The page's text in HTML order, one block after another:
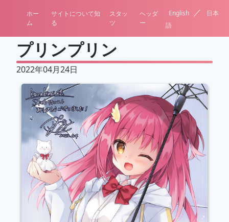
ホー
ム
サイトについて知
る
スタッ
ツ
ヘッダ
ー
English ／
日本
語
プリンプリン
2022年04月24日